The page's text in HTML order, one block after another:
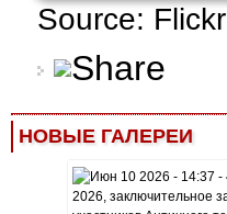
Source: Flickr
НОВЫЕ ГАЛЕРЕИ